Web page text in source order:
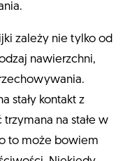
zależy nie tylko od
nawierzchni,
stały kontakt z
na stałe w
to może bowiem